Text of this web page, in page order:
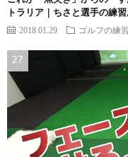
トラリア｜ちさと選手の練
2018.01.29 ゴルフの練